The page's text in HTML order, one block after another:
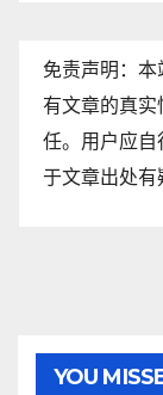
免责声明：
有文章的真实
任。用户应自
于文章出处
YOU